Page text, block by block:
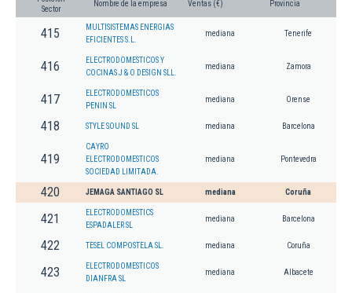
Sector
Nombre de la empresa Ventas (€) Provincia
415
MULTISISTEMAS ENERGIAS
EFICIENTES S.L.
mediana Tenerife
416
ELECTRODOMESTICOS Y
COCINAS J & O DESIGN SLL.
mediana Zamora
417
ELECTRODOMESTICOS
PENIN SL
mediana Orense
418 STYLE SOUND SL mediana Barcelona
419
CAYRO
ELECTRODOMESTICOS
SOCIEDAD LIMITADA.
mediana Pontevedra
420 JEMAGA SANTIAGO SL mediana Coruña
421
ELECTRODOMESTICS
ESPADALER SL
mediana Barcelona
422 TESEL COMPOSTELA SL. mediana Coruña
423
ELECTRODOMESTICOS
DIANFRA SL
mediana Albacete